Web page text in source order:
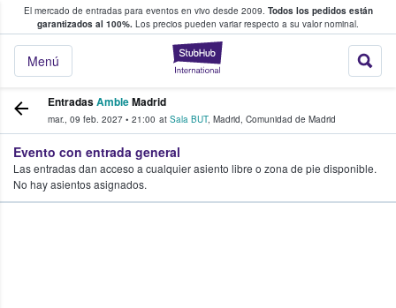
El mercado de entradas para eventos en vivo desde 2009. Todos los pedidos están
garantizados al 100%. Los precios pueden variar respecto a su valor nominal.
StubHub:
Menú
y venta de entradas entre fans
EntradasAmbleMadrid
mar., 09 feb. 2027 • 21:00 at Sala BUT, Madrid, Comunidad de Madrid
Evento con entrada general
Las entradas dan acceso a cualquier asiento libre o zona de pie disponible.
No hay asientos asignados.